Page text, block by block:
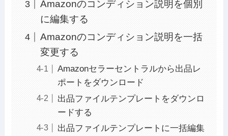
Amazonのコンディション説明を個別
に編集する
Amazonのコンディション説明を一括
変更する
Amazonセラーセントラルから出品レ
ポートをダウンロード
出品ファイルテンプレートをダウンロ
ードする
出品ファイルテンプレートに一括編集